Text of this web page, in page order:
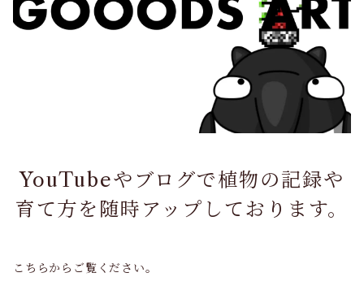
YouTubeやブログで植物の記録や
育て方を随時アップしております。
こちらからご覧ください。